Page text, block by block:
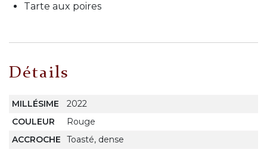
Tarte aux poires
Détails
MILLÉSIME
2022
COULEUR
Rouge
ACCROCHE
Toasté, dense